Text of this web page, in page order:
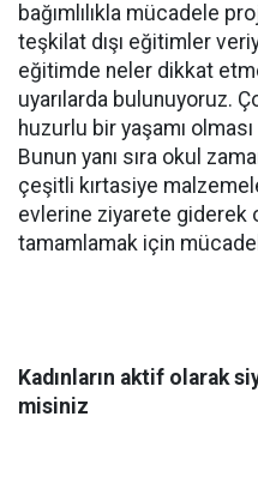
bağımlılıkla mücadele
teşkilat dışı eğitimler
eğitimde neler dikkat
uyarılarda bulunuyoruz.
huzurlu bir yaşamı
Bunun yanı sıra okul
çeşitli kırtasiye
evlerine ziyarete giderek
tamamlamak için
Kadınların aktif olarak
misiniz